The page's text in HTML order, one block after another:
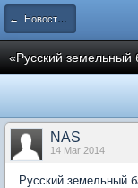
← Новости рынка недвижимости
«Русский земельный
NAS
14 Mar 2014
Русский земельный